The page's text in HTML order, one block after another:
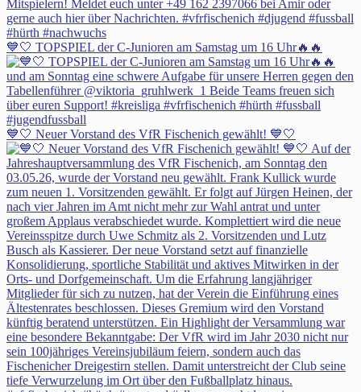
💙🤍 TOPSPIEL der C-Junioren am Samstag um 16 Uhr🔥🔥
💙🤍 Neuer Vorstand des VfR Fischenich gewählt! 💙🤍